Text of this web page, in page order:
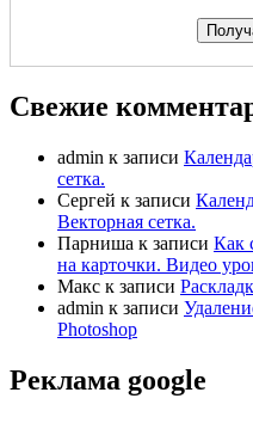
Свежие
admin к записи
сетка.
Сергей к записи
Векторная сетка.
Парниша к записи Как
на карточки. Видео
Макс к записи
admin к записи
Photoshop
Реклама google